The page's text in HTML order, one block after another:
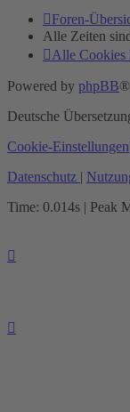
Foren-
Alle Zeiten
Alle Cookies
Powered by phpBB
Deutsche
Cookie-Einstellungen
Datenschutz |
Time: 0.014s | Peak